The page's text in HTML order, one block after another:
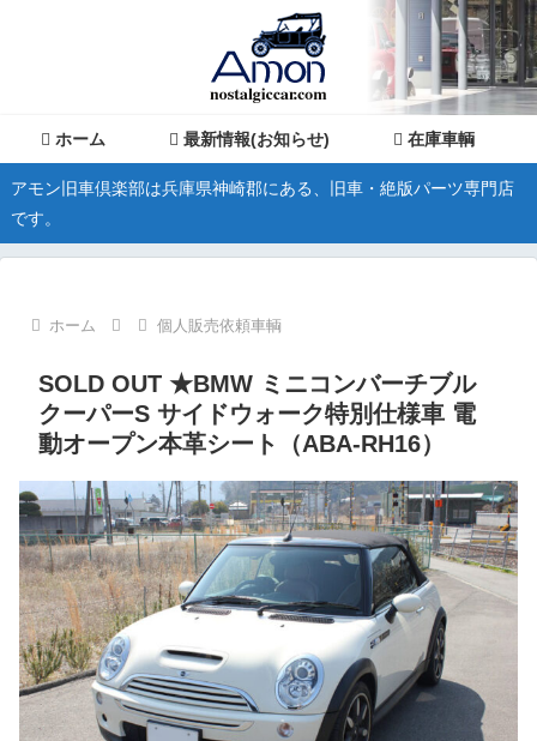
ホーム 最新情報(お知らせ) 在庫車輌
アモン旧車倶楽部は兵庫県神崎郡にある、旧車・絶版パーツ専門店
です。
ホーム 個人販売依頼車輌
SOLD OUT ★BMW ミニコンバーチブル
クーパーS サイドウォーク特別仕様車 電
動オープン本革シート（ABA-RH16）